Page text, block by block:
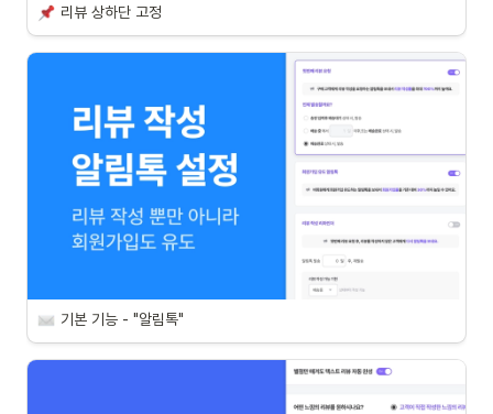
리뷰 상하단 고정
기본 기능 - "알림톡"